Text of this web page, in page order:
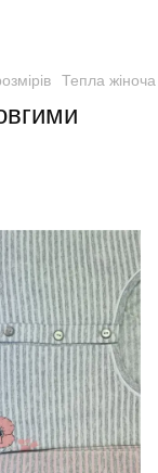
Тепла